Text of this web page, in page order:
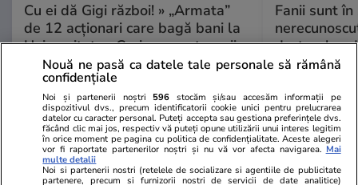
Cu ei dă Gigi război! » „Armata”
de 12 acționari care bagă bani la
Universitatea Craiova: partenerii
lui Rotaru au averi amețitoare
Fanii sunt în
doctorul
să fie
Nouă ne pasă ca datele tale personale să rămână
confidențiale
Noi și partenerii noștri 596 stocăm și/sau accesăm informații pe
dispozitivul dvs., precum identificatorii cookie unici pentru prelucrarea
datelor cu caracter personal. Puteți accepta sau gestiona preferințele dvs.
făcând clic mai jos, respectiv vă puteți opune utilizării unui interes legitim
în orice moment pe pagina cu politica de confidențialitate. Aceste alegeri
vor fi raportate partenerilor noștri și nu vă vor afecta navigarea. Mai
multe detalii
Noi si partenerii nostri (retelele de socializare si agentiile de publicitate
partenere, precum si furnizorii nostri de servicii de date analitice)